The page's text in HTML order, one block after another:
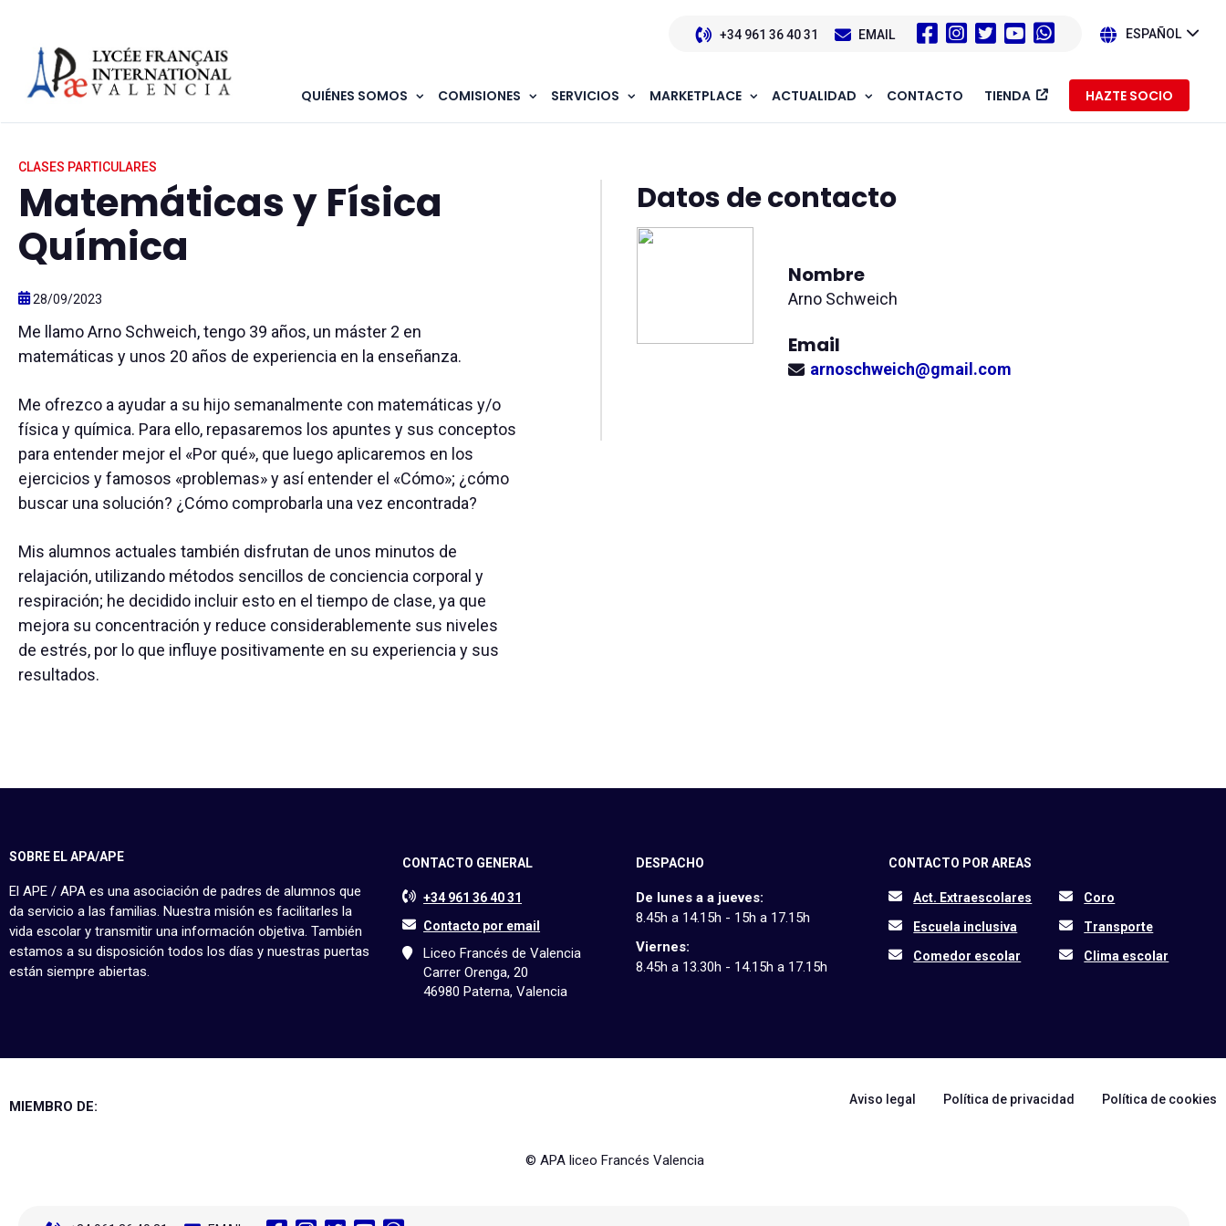
+34 961 36 40 31 EMAIL ESPAÑOL
QUIÉNES SOMOS COMISIONES SERVICIOS MARKETPLACE ACTUALIDAD CONTACTO TIENDA HAZTE SOCIO
CLASES PARTICULARES
Matemáticas y Física
Química
28/09/2023
Me llamo Arno Schweich, tengo 39 años, un máster 2 en
matemáticas y unos 20 años de experiencia en la enseñanza.
Me ofrezco a ayudar a su hijo semanalmente con matemáticas y/o
física y química. Para ello, repasaremos los apuntes y sus conceptos
para entender mejor el «Por qué», que luego aplicaremos en los
ejercicios y famosos «problemas» y así entender el «Cómo»; ¿cómo
buscar una solución? ¿Cómo comprobarla una vez encontrada?
Mis alumnos actuales también disfrutan de unos minutos de
relajación, utilizando métodos sencillos de conciencia corporal y
respiración; he decidido incluir esto en el tiempo de clase, ya que
mejora su concentración y reduce considerablemente sus niveles
de estrés, por lo que influye positivamente en su experiencia y sus
resultados.
Datos de contacto
Nombre
Arno Schweich
Email
arnoschweich@gmail.com
SOBRE EL APA/APE
El APE / APA es una asociación de padres de alumnos que
da servicio a las familias. Nuestra misión es facilitarles la
vida escolar y transmitir una información objetiva. También
estamos a su disposición todos los días y nuestras puertas
están siempre abiertas.
CONTACTO GENERAL
+34 961 36 40 31
Contacto por email
Liceo Francés de Valencia
Carrer Orenga, 20
46980 Paterna, Valencia
DESPACHO
De lunes a a jueves:
8.45h a 14.15h - 15h a 17.15h
Viernes:
8.45h a 13.30h - 14.15h a 17.15h
CONTACTO POR AREAS
Act. Extraescolares
Coro
Escuela inclusiva
Transporte
Comedor escolar
Clima escolar
MIEMBRO DE: Aviso legal Política de privacidad Política de cookies
© APA liceo Francés Valencia